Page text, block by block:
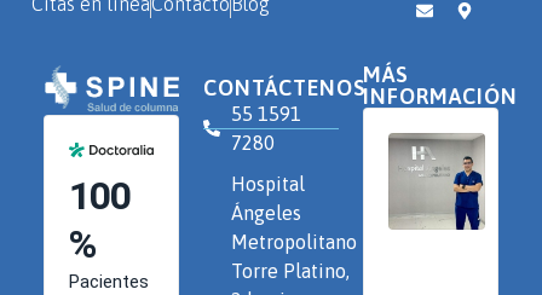
CONTÁCTENOS
55 1591
7280
Hospital
Ángeles
Metropolitano
Torre Platino,
MÁS
INFORMACIÓN